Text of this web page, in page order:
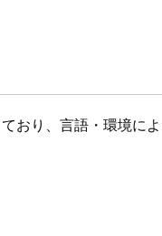
おり、言語・環境に